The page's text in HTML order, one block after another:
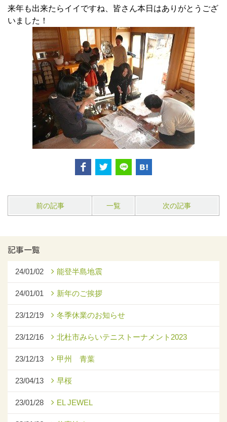
来年も出来たらイイですね、皆さん本日はありがとうござ
いました！
前の記事 一覧 次の記事
記事一覧
24/01/02 能登半島地震
24/01/01 新年のご挨拶
23/12/19 冬季休業のお知らせ
23/12/16 北杜市みらいテニストーナメント2023
23/12/13 甲州 青葉
23/04/13 早桜
23/01/28 EL JEWEL